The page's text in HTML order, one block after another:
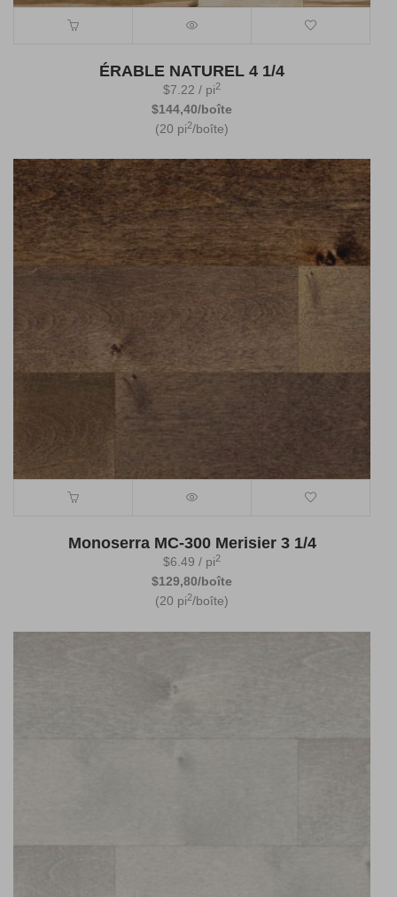
ÉRABLE NATUREL 4 1/4
$7.22 / pi2
$144,40/boîte
(20 pi2/boîte)
Monoserra MC-300 Merisier 3 1/4
$6.49 / pi2
$129,80/boîte
(20 pi2/boîte)